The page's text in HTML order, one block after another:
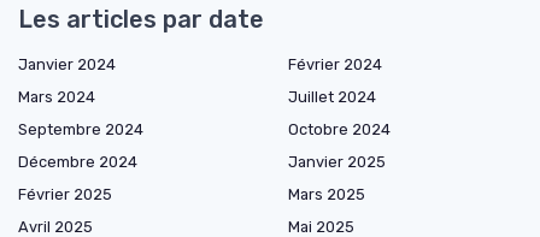
Les articles par date
Janvier 2024
Février 2024
Mars 2024
Juillet 2024
Septembre 2024
Octobre 2024
Décembre 2024
Janvier 2025
Février 2025
Mars 2025
Avril 2025
Mai 2025